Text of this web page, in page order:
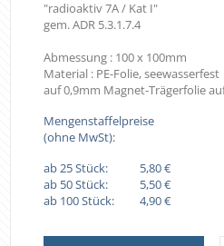
"radioaktiv 7A / Kat I"
gem. ADR 5.3.1.7.4
Abmessung : 100 x 100mm
Material : PE-Folie, seewasserfest
auf 0,9mm Magnet-Trägerfolie
Mengenstaffelpreise
(ohne MwSt):
ab 25 Stück:
5,80 €
ab 50 Stück:
5,50 €
ab 100 Stück:
4,90 €